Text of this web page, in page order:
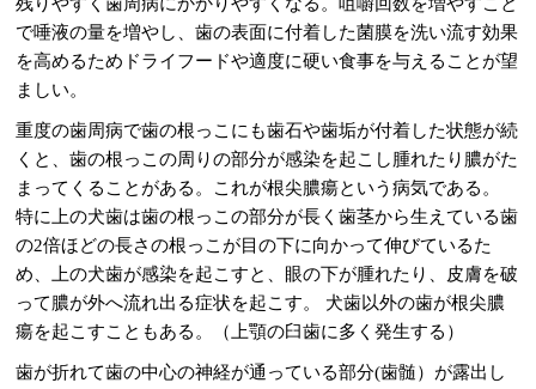
で唾液の量を増やし、歯の表面に付着した菌膜を洗い流す効果
を高めるためドライフードや適度に硬い食事を与えることが望
ましい。
重度の歯周病で歯の根っこにも歯石や歯垢が付着した状態が続
くと、歯の根っこの周りの部分が感染を起こし腫れたり膿がた
まってくることがある。これが根尖膿瘍という病気である。
特に上の犬歯は歯の根っこの部分が長く歯茎から生えている歯
の2倍ほどの長さの根っこが目の下に向かって伸びているた
め、上の犬歯が感染を起こすと、眼の下が腫れたり、皮膚を破
って膿が外へ流れ出る症状を起こす。 犬歯以外の歯が根尖膿
瘍を起こすこともある。（上顎の臼歯に多く発生する）
歯が折れて歯の中心の神経が通っている部分(歯髄）が露出し